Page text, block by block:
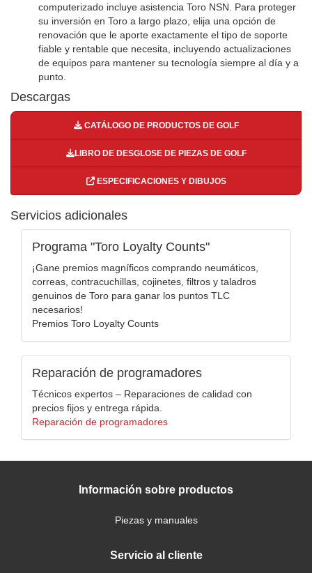
computerizado incluye asistencia Toro NSN. Para proteger
su inversión en Toro a largo plazo, elija una opción de
renovación que le aporte exactamente el tipo de soporte
fiable y rentable que necesita, incluyendo actualizaciones
de equipos para mantener su tecnología siempre al día y a
punto.
Descargas
CATÁLOGO DE PRODUCTOS DE GOLF
LIBRO DE DESGLOSE DE PIEZAS DE GOLF
ESPECIFICACIONES Y DIBUJOS
Servicios adicionales
Programa "Toro Loyalty Counts"
¡Gane premios magníficos comprando neumáticos,
correas, contracuchillas, cojinetes, filtros y taladros
genuinos de Toro para ganar los puntos TLC
necesarios!
Premios Toro Loyalty Counts
Reparación de programadores
Técnicos expertos – Reparaciones de calidad con
precios fijos y entrega rápida.
Reparación de programadores
Información sobre productos
Piezas y manuales
Servicio al cliente